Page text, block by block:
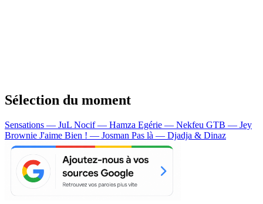
Sélection du moment
Sensations — JuL Nocif — Hamza Egérie — Nekfeu GTB — Jey
Brownie J'aime Bien ! — Josman Pas là — Djadja & Dinaz